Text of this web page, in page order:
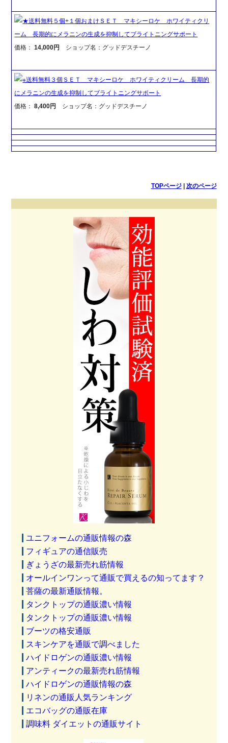
★送料無料５個+１個おまけＳＥＴ マキシーロケ ホワイティクリ
ーム 長期的にメラニンの生成を抑制してブライトニングサポート
価格：14,000円 ショップ名：グッドデスチーノ
※送料無料３個ＳＥＴ マキシーロケ ホワイティクリーム 長期的
にメラニンの生成を抑制してブライトニングサポート
価格：8,400円 ショップ名：グッドデスチーノ
TOPページ| 次のページ
ユニフォームの通販情報の森
フィギュアの通信販売
ぎょうざの最新売れ筋情報
オールインワンって通販で買えるの知ってます？
菩薩の最新通販情報。
タンクトップの通販濃い情報
タンクトップの通販濃い情報
ブーツの格安通販
スキンケアを通販で調べました
ハイドロゲンの通販濃い情報
アンティークの最新売れ筋情報
ハイドロゲンの通販情報の森
リネンの通販人気ランキング
エコバッグの通販在庫
調味料 ダイエットの通販サイト